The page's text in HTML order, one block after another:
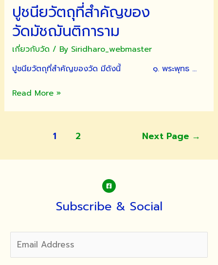
ปูชนียวัตถุที่สำคัญของ
วัดมัชฌันติการาม
เกี่ยวกับวัด / By Siridharo_webmaster
ปูชนียวัตถุที่สำคัญของวัด มีดังนี้ ๑. พระพุทธ …
ปูชนียวัตถุ
วัดมัชฌันติการาม
Read More »
1 2 Next Page →
Subscribe & Social